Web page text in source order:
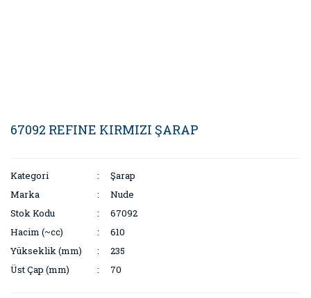
67092 REFINE KIRMIZI ŞARAP
Kategori
Şarap
Marka
Nude
Stok Kodu
67092
Hacim (~cc)
610
Yükseklik (mm)
235
Üst Çap (mm)
70